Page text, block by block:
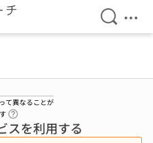
検索を
メ
て異なることが
スを利用する